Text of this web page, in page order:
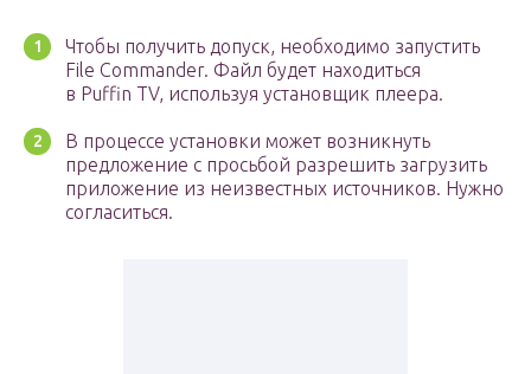
Чтобы получить допуск, необходимо запустить
File Commander. Файл будет находиться
в Puffin TV, используя установщик плеера.
В процессе установки может возникнуть
предложение с просьбой разрешить загрузить
приложение из неизвестных источников. Нужно
согласиться.